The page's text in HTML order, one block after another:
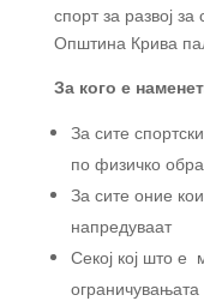
спорт за развој
Општина Крива
За кого е
За сите
по физичко
За сите оние
напредуваат
Секој кој што е